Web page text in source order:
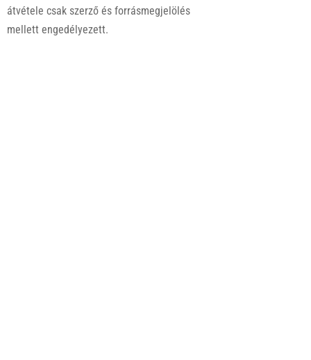
átvétele csak szerző és forrásmegjelölés
mellett engedélyezett.